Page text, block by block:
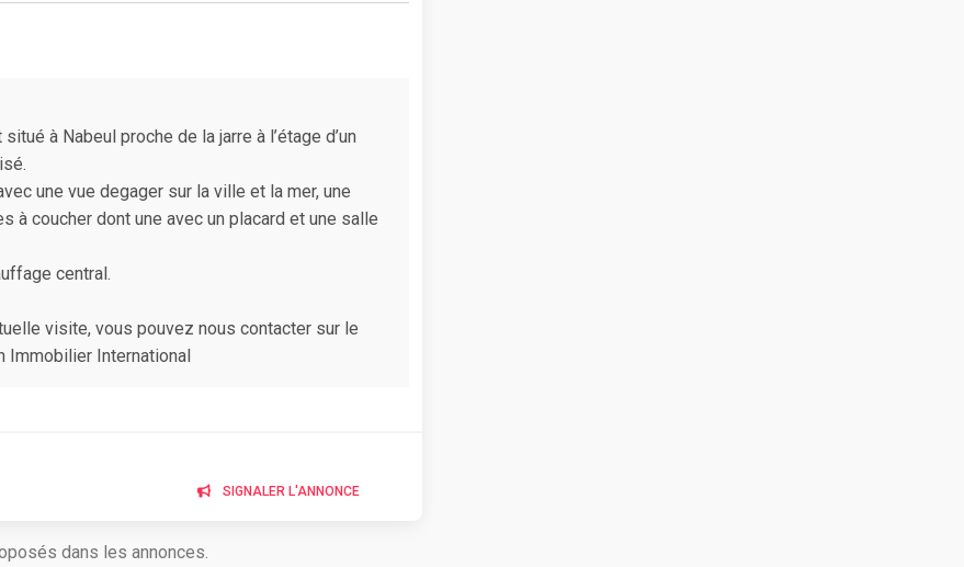
à Nabeul proche de la jarre à l’étage d’un
une vue degager sur la ville et la mer, une
à coucher dont une avec un placard et une salle
central.
visite, vous pouvez nous contacter sur le
International
SIGNALER L'ANNONCE
dans les annonces.